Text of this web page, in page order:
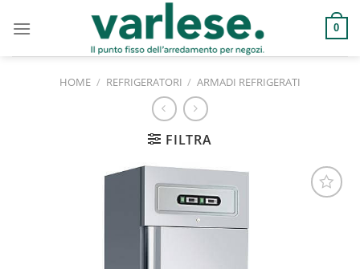
0
HOME / REFRIGERATORI / ARMADI REFRIGERATI
FILTRA